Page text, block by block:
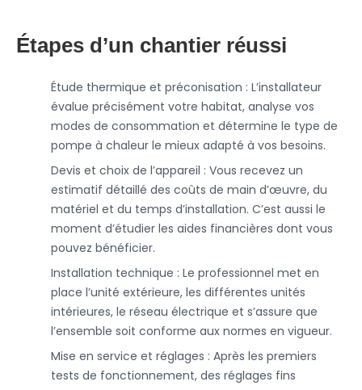
Étapes d’un chantier réussi
Étude thermique et préconisation : L’installateur
évalue précisément votre habitat, analyse vos
modes de consommation et détermine le type de
pompe à chaleur le mieux adapté à vos besoins.
Devis et choix de l’appareil : Vous recevez un
estimatif détaillé des coûts de main d’œuvre, du
matériel et du temps d’installation. C’est aussi le
moment d’étudier les aides financières dont vous
pouvez bénéficier.
Installation technique : Le professionnel met en
place l’unité extérieure, les différentes unités
intérieures, le réseau électrique et s’assure que
l’ensemble soit conforme aux normes en vigueur.
Mise en service et réglages : Après les premiers
tests de fonctionnement, des réglages fins